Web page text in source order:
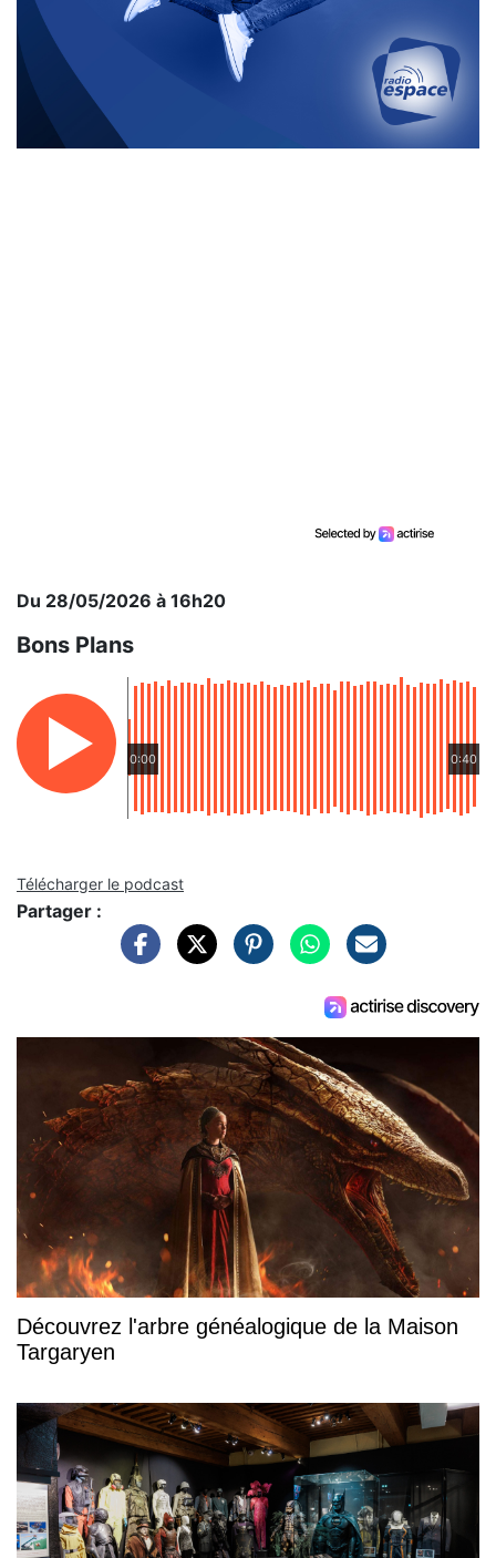
Du 28/05/2026 à 16h20
Bons Plans
0:00 0:40
Télécharger le podcast
Partager :
Découvrez l'arbre généalogique de la Maison
Targaryen